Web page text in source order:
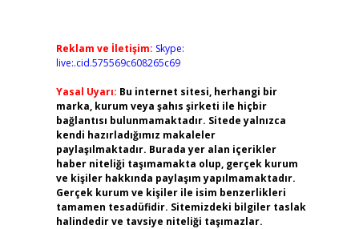
Reklam ve İletişim: Skype:
live:.cid.575569c608265c69
Yasal Uyarı: Bu internet sitesi, herhangi bir
marka, kurum veya şahıs şirketi ile hiçbir
bağlantısı bulunmamaktadır. Sitede yalnızca
kendi hazırladığımız makaleler
paylaşılmaktadır. Burada yer alan içerikler
haber niteliği taşımamakta olup, gerçek kurum
ve kişiler hakkında paylaşım yapılmamaktadır.
Gerçek kurum ve kişiler ile isim benzerlikleri
tamamen tesadüfidir. Sitemizdeki bilgiler taslak
halindedir ve tavsiye niteliği taşımazlar.